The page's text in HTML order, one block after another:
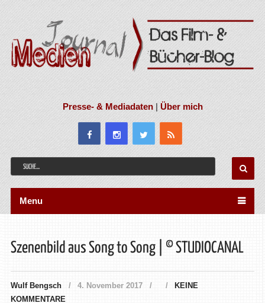
Presse- & Mediadaten|Über mich
Menu
Szenenbild aus Song to Song | © STUDIOCANAL
Wulf Bengsch 4. November 2017
KEINE
KOMMENTARE